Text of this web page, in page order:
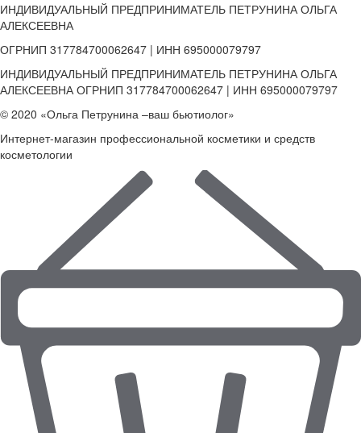
ИНДИВИДУАЛЬНЫЙ ПРЕДПРИНИМАТЕЛЬ ПЕТРУНИНА ОЛЬГА
АЛЕКСЕЕВНА
ОГРНИП 317784700062647 | ИНН 695000079797
ИНДИВИДУАЛЬНЫЙ ПРЕДПРИНИМАТЕЛЬ ПЕТРУНИНА ОЛЬГА
АЛЕКСЕЕВНА ОГРНИП 317784700062647 | ИНН 695000079797
© 2020 «Ольга Петрунина –ваш бьютиолог»
Интернет-магазин профессиональной косметики и средств
косметологии